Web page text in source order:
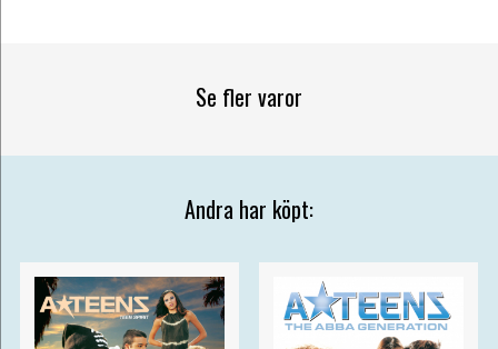
Se fler varor
Andra har köpt: